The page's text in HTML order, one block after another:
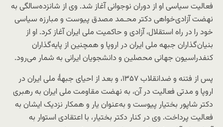
فعالیت سیاسی او از دوران نوجوانی آغاز شد. وی از شانزده‌سالگی به
نهضت آزادی‌خواهی دکتر محـمد مصدق پیوست و مبارزه سیاسی
خود را در راه استقلال، آزادی و حاکمیت ملی ایران آغاز کرد. او از
بنیان‌گذاران جبهه ملی ایران در اروپا و همچنین از پایه‌گذاران
کنفدراسیون جهانی محصلین و دانشجویان ایرانی به شمار می‌رود.
پس از فتنه و ضدانقلاب ۱۳۵۷، و بعد از احیای جبهۀ ملی ایران در
اروپا و مدتی فعالیت در آن، به نهضت مقاومت ملی ایران به رهبری
دکتر شاپور بختیار پیوست و به‌عنوان یار و همکار نزدیک ایشان به
فعالیت پرداخت. وی در کنار دکتر بختیار، با اعتقادی استوار به